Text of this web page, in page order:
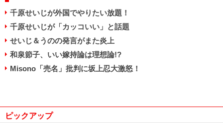
千原せいじが外国でやりたい放題！
千原せいじが「カッコいい」と話題
せいじ＆うのの発言がまた炎上
和泉節子、いい嫁持論は理想論!?
Misono「売名」批判に坂上忍大激怒！
ピックアップ